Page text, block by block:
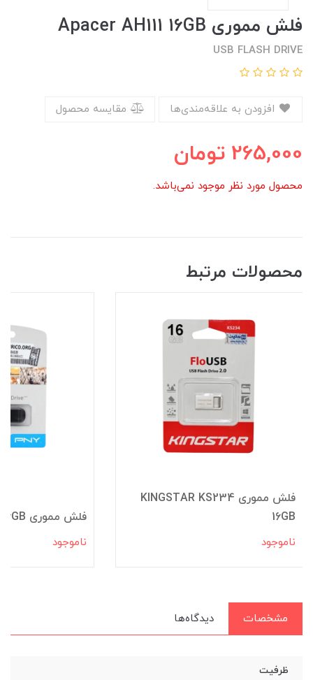
فلش مموری Apacer AH111 16GB
USB FLASH DRIVE
مقایسه محصول
265,000 تومان
محصول مورد نظر موجود نمی‌باشد.
محصولات مرتبط
فلش مموری KINGSTAR KS234
16GB
ناموجود
فلش مموری PNY 16GB
ناموجود
مشخصات دیدگاه‌ها
ظرفیت